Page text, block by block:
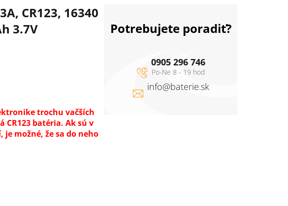
CR123, 16340
3.7V
trochu vačších
CR123 batéria. Ak sú v
možné, že sa do neho
Potrebujete poradiť?
info@baterie.sk
0905 296 746